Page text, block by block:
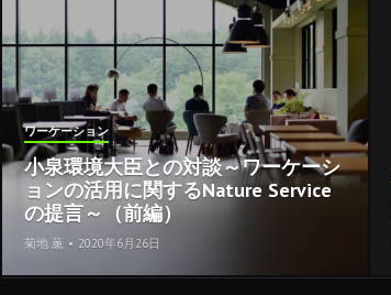
ワーケーション
小泉環境大臣との対談～ワーケーシ
ョンの活用に関するNature Service
の提言～（前編）
菊地 薫 • 2020年6月26日